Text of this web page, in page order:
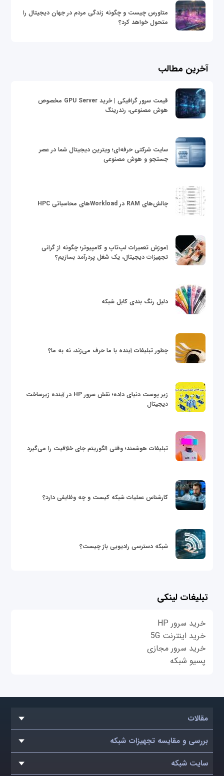
متاورس چیست و چگونه زندگی مردم در جهان دیجیتال را
متحول خواهد کرد؟
آخرین مطالب
قیمت سرور گرافیکی | خرید GPU Server مخصوص
هوش مصنوعی، رندرینگ
سایت شرکتی حرفه‌ای؛ ویترین دیجیتال شما در عصر
جستجو و هوش مصنوعی
چالش‌های RAM در Workloadهای محاسباتی HPC
آموزش تعمیرات لپ‌تاپ و کامپیوتر؛ چگونه از گرانی
تجهیزات دیجیتال، یک شغل پردرآمد بسازیم؟
دلیل رنگ بندی کابل شبکه
چطور تبلیغات آینده با ما حرف می‌زند، نه به ما؟
زیر پوست دنیای داده؛ نقش سرور HP در آینده زیرساخت
دیجیتال
تبلیغات هوشمند؛ وقتی الگوریتم جای خلاقیت را می‌گیرد
کارشناس عملیات شبکه کیست و چه وظایفی دارد؟
شبکه دسترسی رادیویی باز چیست؟
تبلیغات لینکی
خرید سرور HP
خرید اینترنت 5G
خرید سرور مجازی
پسیو شبکه
مقالات
بررسی و مقایسه تجهیزات شبکه
سایت شبکه